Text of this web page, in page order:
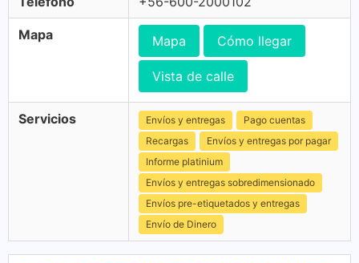
Mapa Mapa Cómo llegar
Vista de calle
Servicios Envíos y entregas
Pago cuentas
Recargas
Envíos y entregas por pagar
Informe platinium
Envíos y entregas sobredimensionado
Envíos pre-etiquetados y entregas
Envío de Dinero